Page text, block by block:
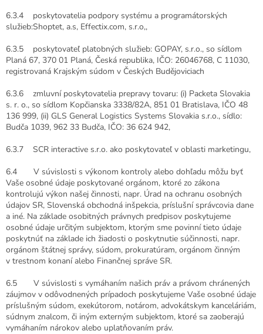
6.3.4 poskytovatelia podpory systému a programátorských
služieb:Shoptet, a.s, Effectix.com, s.r.o,,
6.3.5 poskytovateľ platobných služieb: GOPAY, s.r.o., so sídlom
Planá 67, 370 01 Planá, Česká republika, IČO: 26046768, C 11030,
registrovaná Krajským súdom v Českých Budějoviciach
6.3.6 zmluvní poskytovatelia prepravy tovaru: (i) Packeta Slovakia
s. r. o., so sídlom Kopčianska 3338/82A, 851 01 Bratislava, IČO 48
136 999, (ii) GLS General Logistics Systems Slovakia s.r.o., sídlo:
Budča 1039, 962 33 Budča, IČO: 36 624 942,
6.3.7 SCR interactive s.r.o. ako poskytovateľ v oblasti marketingu,
6.4 V súvislosti s výkonom kontroly alebo dohľadu môžu byť
Vaše osobné údaje poskytované orgánom, ktoré zo zákona
kontrolujú výkon našej činnosti, napr. Úrad na ochranu osobných
údajov SR, Slovenská obchodná inšpekcia, príslušní správcovia dane
a iné. Na základe osobitných právnych predpisov poskytujeme
osobné údaje určitým subjektom, ktorým sme povinní tieto údaje
poskytnúť na základe ich žiadosti o poskytnutie súčinnosti, napr.
orgánom štátnej správy, súdom, prokuratúram, orgánom činným
v trestnom konaní alebo Finančnej správe SR.
6.5 V súvislosti s vymáhaním našich práv a právom chránených
záujmov v odôvodnených prípadoch poskytujeme Vaše osobné údaje
príslušným súdom, exekútorom, notárom, advokátskym kanceláriám,
súdnym znalcom, či iným externým subjektom, ktoré sa zaoberajú
vymáhaním nárokov alebo uplatňovaním práv.